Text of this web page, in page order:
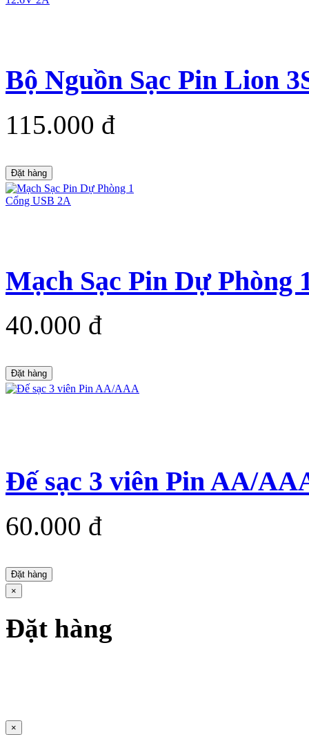
Bộ Nguồn Sạc Pin Lion
115.000 đ
Đặt hàng
Mạch Sạc Pin Dự Phòng
40.000 đ
Đặt hàng
Đế sạc 3 viên Pin AA/
60.000 đ
Đặt hàng
×
Đặt hàng
×